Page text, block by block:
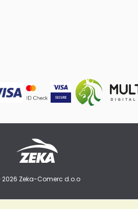
Zeka-Comerc d.o.o